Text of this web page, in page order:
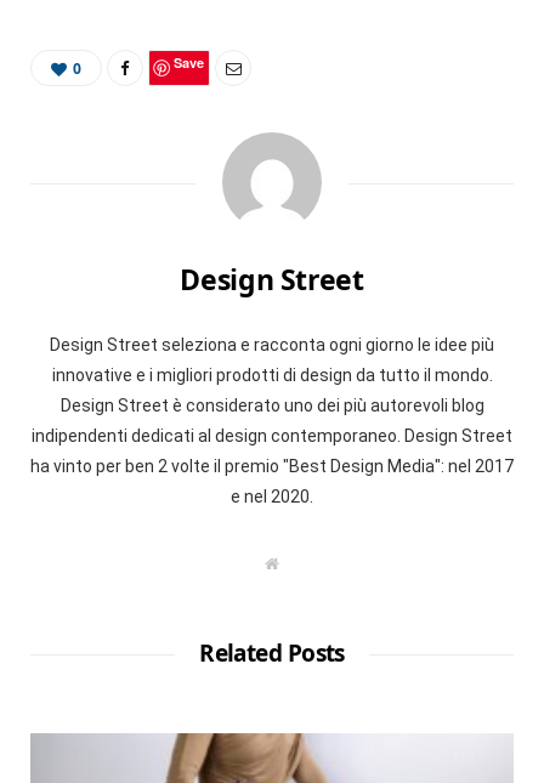
0 Save
Design Street
Design Street seleziona e racconta ogni giorno le idee più
innovative e i migliori prodotti di design da tutto il mondo.
Design Street è considerato uno dei più autorevoli blog
indipendenti dedicati al design contemporaneo. Design Street
ha vinto per ben 2 volte il premio "Best Design Media": nel 2017
e nel 2020.
W
t
e
Related Posts